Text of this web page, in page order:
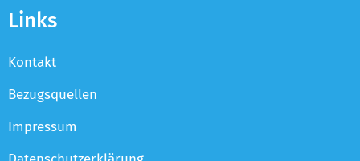
Links
Kontakt
Bezugsquellen
Impressum